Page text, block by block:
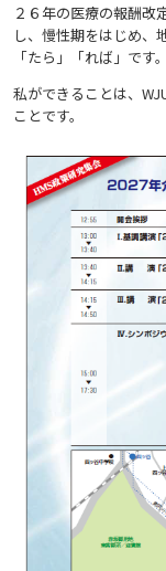
２６年の医療の報酬改
し、慢性期をはじめ、
「たら」「れば」です。
私ができることは、
ことです。